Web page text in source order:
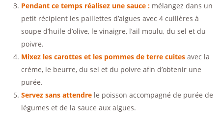
Pendant ce temps réalisez une sauce : mélangez dans un
petit récipient les paillettes d’algues avec 4 cuillères à
soupe d’huile d’olive, le vinaigre, l’ail moulu, du sel et du
poivre.
Mixez les carottes et les pommes de terre cuitesavec la
crème, le beurre, du sel et du poivre afin d’obtenir une
purée.
Servez sans attendre le poisson accompagné de purée de
légumes et de la sauce aux algues.